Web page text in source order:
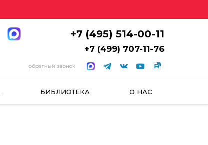
+7 (495) 514-00-11
+7 (499) 707-11-76
обратный звонок
БИБЛИОТЕКА О НАС